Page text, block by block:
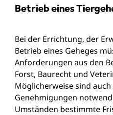
Betrieb eines
Bei der Errichtung, der
Betrieb eines Geheges
Anforderungen aus den
Forst, Baurecht und
Möglicherweise sind
Genehmigungen
Umständen bestimmte